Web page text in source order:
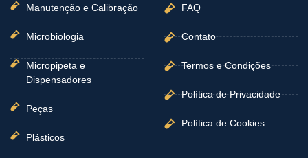
Manutenção e Calibração
Microbiologia
Micropipeta e
Dispensadores
Peças
Plásticos
FAQ
Contato
Termos e Condições
Política de Privacidade
Política de Cookies